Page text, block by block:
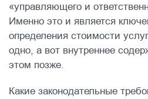
«управляющего и
Именно это и является
определения стоимости
одно, а вот внутреннее
этом позже.
Какие законодательные